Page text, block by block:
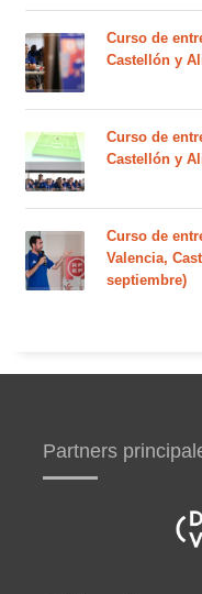
Curso de
Castellón y
Curso de
Castellón y
Curso de
Valencia,
septiembre)
Partners